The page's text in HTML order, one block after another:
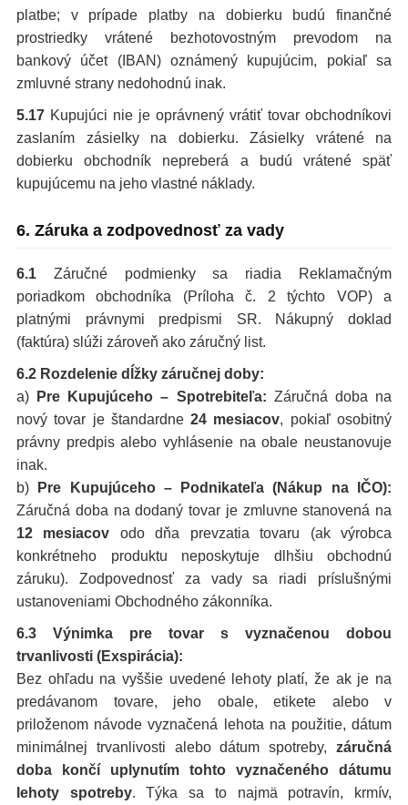
platbe; v prípade platby na dobierku budú finančné
prostriedky vrátené bezhotovostným prevodom na
bankový účet (IBAN) oznámený kupujúcim, pokiaľ sa
zmluvné strany nedohodnú inak.
5.17 Kupujúci nie je oprávnený vrátiť tovar obchodníkovi
zaslaním zásielky na dobierku. Zásielky vrátené na
dobierku obchodník nepreberá a budú vrátené späť
kupujúcemu na jeho vlastné náklady.
6. Záruka a zodpovednosť za vady
6.1 Záručné podmienky sa riadia Reklamačným
poriadkom obchodníka (Príloha č. 2 týchto VOP) a
platnými právnymi predpismi SR. Nákupný doklad
(faktúra) slúži zároveň ako záručný list.
6.2 Rozdelenie dĺžky záručnej doby:
a)
Pre Kupujúceho – Spotrebiteľa: Záručná doba na
nový tovar je štandardne24 mesiacov, pokiaľ osobitný
právny predpis alebo vyhlásenie na obale neustanovuje
inak.
b)
Pre Kupujúceho – Podnikateľa (Nákup na IČO):
Záručná doba na dodaný tovar je zmluvne stanovená na
12 mesiacov odo dňa prevzatia tovaru (ak výrobca
konkrétneho produktu neposkytuje dlhšiu obchodnú
záruku). Zodpovednosť za vady sa riadi príslušnými
ustanoveniami Obchodného zákonníka.
6.3 Výnimka pre tovar s vyznačenou dobou
trvanlivosti (Exspirácia):
Bez ohľadu na vyššie uvedené lehoty platí, že ak je na
predávanom tovare, jeho obale, etikete alebo v
priloženom návode vyznačená lehota na použitie, dátum
minimálnej trvanlivosti alebo dátum spotreby, záručná
doba končí uplynutím tohto vyznačeného dátumu
lehoty spotreby. Týka sa to najmä potravín, krmív,